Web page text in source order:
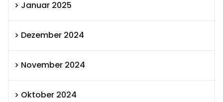
Januar 2025
Dezember 2024
November 2024
Oktober 2024